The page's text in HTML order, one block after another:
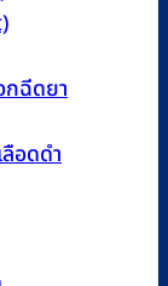
กฉีดยา
อดดำ